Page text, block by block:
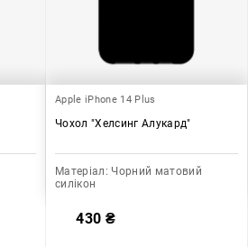
Apple iPhone 14 Plus
Чохол "Хелсинг Алукард"
Матеріал: Чорний матовий
силікон
430 ₴